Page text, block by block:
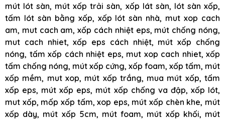
mút lót sàn, mút xốp trải sàn, xốp lát sàn, lót sàn xốp,
tấm lót sàn bằng xốp, xốp lót sàn nhà, mut xop cach
am, mut cach am, xốp cách nhiệt eps, mút chống nóng,
mut cach nhiet, xốp eps cách nhiệt, mút xốp chống
nóng, tấm xốp cách nhiệt eps, mut xop cach nhiet, xốp
tấm chống nóng, mút xốp cứng, xốp foam, xốp tấm, mút
xốp mềm, mut xop, mút xốp trắng, mua mút xốp, tấm
xốp eps, mút xốp eps, mút xốp chống va đập, xốp lót,
mut xốp, mốp xốp tấm, xop eps, mút xốp chèn khe, mút
xốp dày, mút xốp 5cm, mút foam, mút xốp khối, mút